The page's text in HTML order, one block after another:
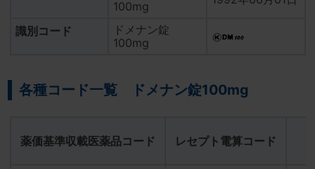
100mg
識別コード
ドメナン錠
100mg
各種コード一覧 ドメナン錠100mg
薬価基準収載医薬品コード レセプト電算コード